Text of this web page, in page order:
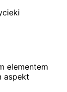
elementem
aspekt